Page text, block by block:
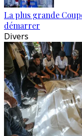
La plus grande
démarrer
Divers